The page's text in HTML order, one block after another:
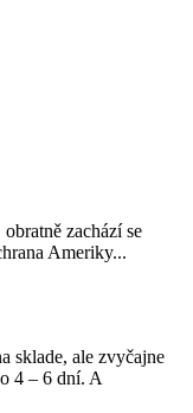
zachází se
Ameriky...
sklade, ale zvyčajne
4 – 6 dní. A